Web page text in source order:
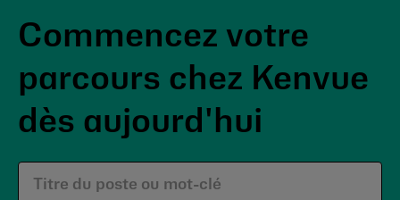
Commencez votre
parcours chez Kenvue
dès aujourd'hui